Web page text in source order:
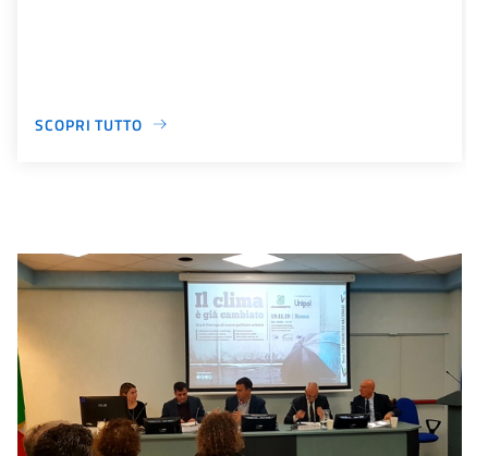
SCOPRI TUTTO